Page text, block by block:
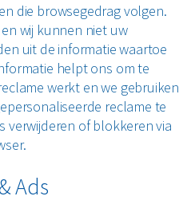
die browsegedrag volgen.
wij kunnen niet uw
uit de informatie waartoe
helpt ons om te
werkt en we gebruiken
reclame te
verwijderen of blokkeren via
Ads